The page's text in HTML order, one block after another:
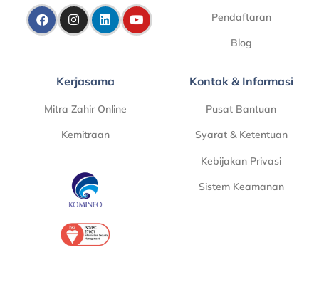
Pendaftaran
Blog
Kerjasama
Mitra Zahir Online
Kemitraan
Kontak & Informasi
Pusat Bantuan
Syarat & Ketentuan
Kebijakan Privasi
Sistem Keamanan